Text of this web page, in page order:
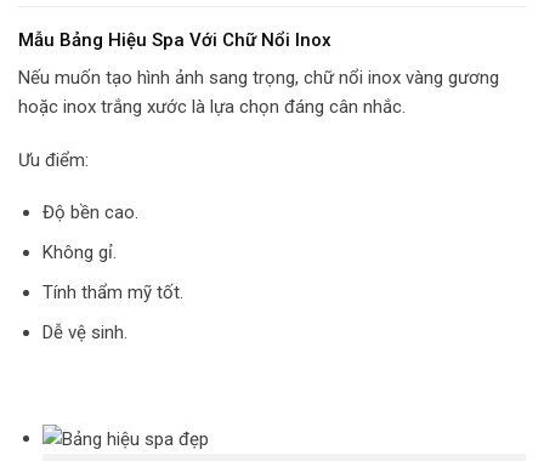
Mẫu Bảng Hiệu Spa Với Chữ Nổi Inox
Nếu muốn tạo hình ảnh sang trọng, chữ nổi inox vàng gương
hoặc inox trắng xước là lựa chọn đáng cân nhắc.
Ưu điểm:
Độ bền cao.
Không gỉ.
Tính thẩm mỹ tốt.
Dễ vệ sinh.